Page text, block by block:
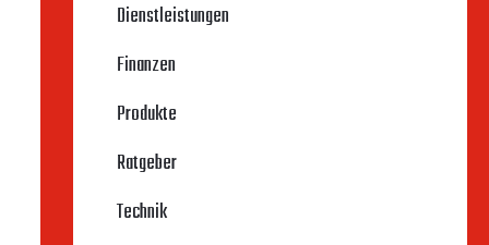
Dienstleistungen
Finanzen
Produkte
Ratgeber
Technik